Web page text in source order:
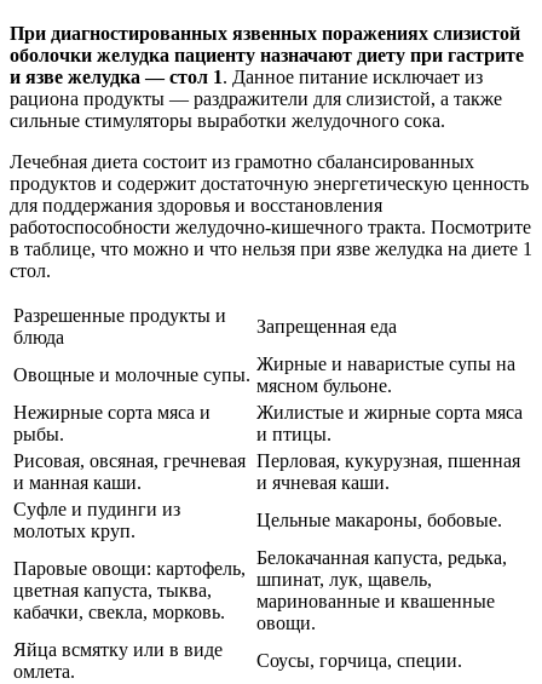
При диагностированных язвенных поражениях слизистой
оболочки желудка пациенту назначают диету при гастрите
и язве желудка — стол 1. Данное питание исключает из
рациона продукты — раздражители для слизистой, а также
сильные стимуляторы выработки желудочного сока.
Лечебная диета состоит из грамотно сбалансированных
продуктов и содержит достаточную энергетическую ценность
для поддержания здоровья и восстановления
работоспособности желудочно-кишечного тракта. Посмотрите
в таблице, что можно и что нельзя при язве желудка на диете 1
стол.
Разрешенные продукты и
блюда
Запрещенная еда
Овощные и молочные супы.
Жирные и наваристые супы на
мясном бульоне.
Нежирные сорта мяса и
рыбы.
Жилистые и жирные сорта мяса
и птицы.
Рисовая, овсяная, гречневая
и манная каши.
Перловая, кукурузная, пшенная
и ячневая каши.
Суфле и пудинги из
молотых круп.
Цельные макароны, бобовые.
Паровые овощи: картофель,
цветная капуста, тыква,
кабачки, свекла, морковь.
Белокачанная капуста, редька,
шпинат, лук, щавель,
маринованные и квашенные
овощи.
Яйца всмятку или в виде
омлета.
Соусы, горчица, специи.